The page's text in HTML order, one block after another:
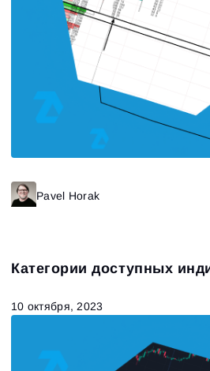
Pavel Horak
Категории доступных
10 октября, 2023
Нет учётной записи?
Уже есть учётная